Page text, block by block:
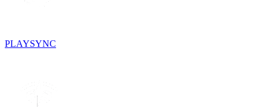
PLAYSYNC